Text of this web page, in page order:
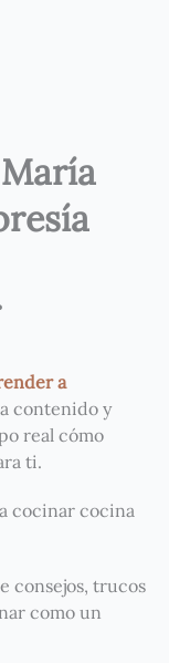
a
contenido y
real cómo
ti.
cocinar cocina
consejos, trucos
como un